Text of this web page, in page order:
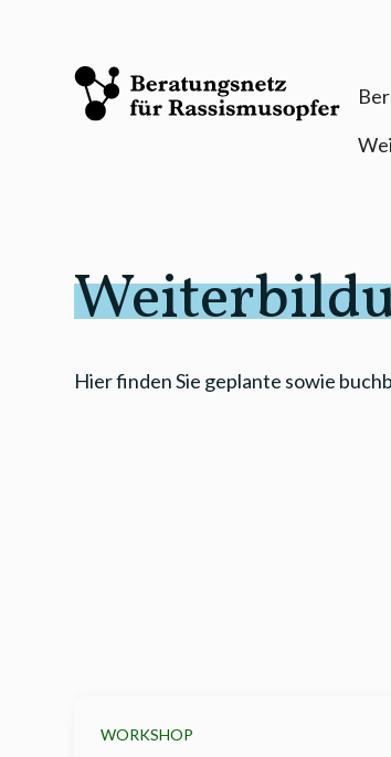
Hier finden Sie geplante sowie
WORKSHOP